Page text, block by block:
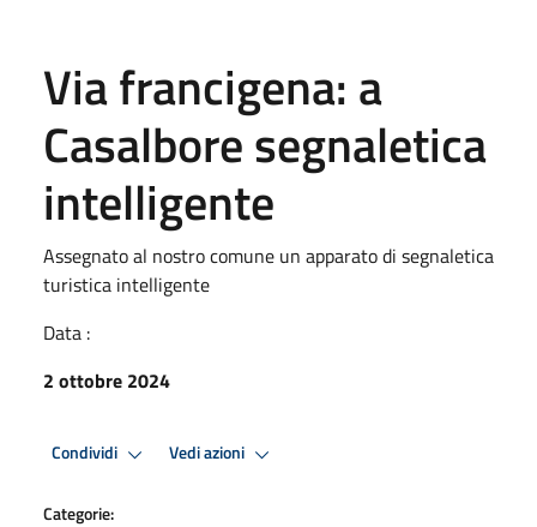
Via francigena: a
Casalbore segnaletica
intelligente
Assegnato al nostro comune un apparato di segnaletica
turistica intelligente
Data :
2 ottobre 2024
Condividi Vedi azioni
Categorie: